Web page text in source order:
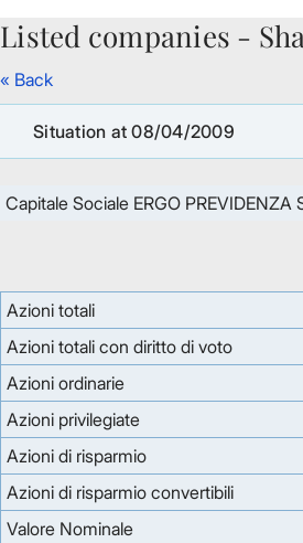
Skip to Main Content
Listed companies -
« Back
Situation at 08/04/2009
Capitale Sociale ERGO PREVIDENZA
Azioni totali
Azioni totali con diritto di voto
Azioni ordinarie
Azioni privilegiate
Azioni di risparmio
Azioni di risparmio convertibili
Valore Nominale